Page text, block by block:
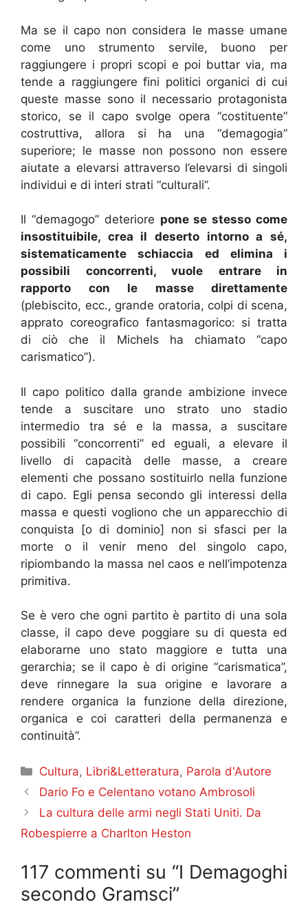
Ma se il capo non considera le masse umane
come uno strumento servile, buono per
raggiungere i propri scopi e poi buttar via, ma
tende a raggiungere fini politici organici di cui
queste masse sono il necessario protagonista
storico, se il capo svolge opera “costituente”
costruttiva, allora si ha una “demagogia”
superiore; le masse non possono non essere
aiutate a elevarsi attraverso l’elevarsi di singoli
individui e di interi strati “culturali”.
Il “demagogo” deteriore pone se stesso come
insostituibile, crea il deserto intorno a sé,
sistematicamente schiaccia ed elimina i
possibili concorrenti, vuole entrare in
rapporto con le masse direttamente
(plebiscito, ecc., grande oratoria, colpi di scena,
apprato coreografico fantasmagorico: si tratta
di ciò che il Michels ha chiamato “capo
carismatico”).
Il capo politico dalla grande ambizione invece
tende a suscitare uno strato uno stadio
intermedio tra sé e la massa, a suscitare
possibili “concorrenti” ed eguali, a elevare il
livello di capacità delle masse, a creare
elementi che possano sostituirlo nella funzione
di capo. Egli pensa secondo gli interessi della
massa e questi vogliono che un apparecchio di
conquista [o di dominio] non si sfasci per la
morte o il venir meno del singolo capo,
ripiombando la massa nel caos e nell’impotenza
primitiva.
Se è vero che ogni partito è partito di una sola
classe, il capo deve poggiare su di questa ed
elaborarne uno stato maggiore e tutta una
gerarchia; se il capo è di origine “carismatica”,
deve rinnegare la sua origine e lavorare a
rendere organica la funzione della direzione,
organica e coi caratteri della permanenza e
continuità”.
Categorie
Cultura, Libri&Letteratura, Parola d'Autore
Dario Fo e Celentano votano Ambrosoli
La cultura delle armi negli Stati Uniti. Da
Robespierre a Charlton Heston
117 commenti su “I Demagoghi
secondo Gramsci”